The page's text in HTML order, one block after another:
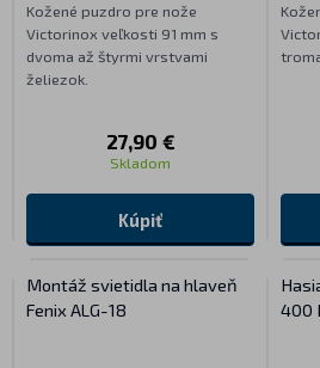
Kožené puzdro pre nože
Victorinox veľkosti 91 mm s
dvoma až štyrmi vrstvami
želiezok.
27,90 €
Skladom
Kúpiť
Montáž svietidla na hlaveň
Fenix ALG-18
400